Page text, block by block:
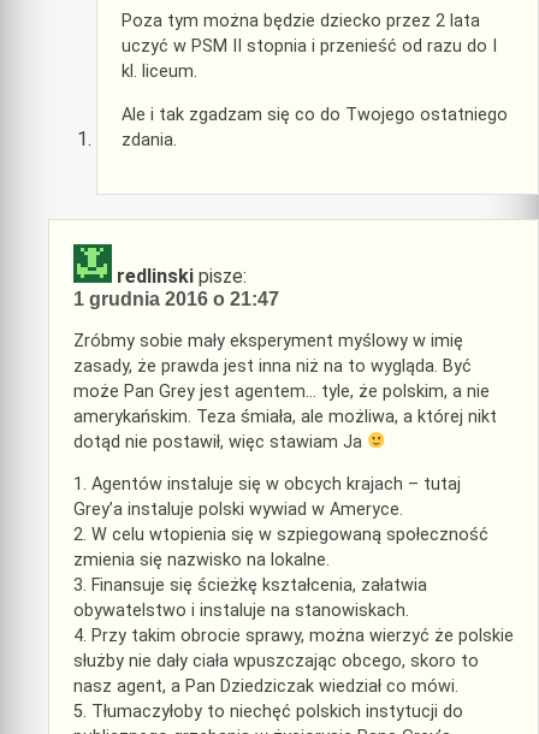
Poza tym można będzie dziecko przez 2 lata
uczyć w PSM II stopnia i przenieść od razu do I
kl. liceum.
Ale i tak zgadzam się co do Twojego ostatniego
zdania.
redlinski pisze:
1 grudnia 2016 o 21:47
Zróbmy sobie mały eksperyment myślowy w imię
zasady, że prawda jest inna niż na to wygląda. Być
może Pan Grey jest agentem… tyle, że polskim, a nie
amerykańskim. Teza śmiała, ale możliwa, a której nikt
dotąd nie postawił, więc stawiam Ja
1. Agentów instaluje się w obcych krajach – tutaj
Grey’a instaluje polski wywiad w Ameryce.
2. W celu wtopienia się w szpiegowaną społeczność
zmienia się nazwisko na lokalne.
3. Finansuje się ścieżkę kształcenia, załatwia
obywatelstwo i instaluje na stanowiskach.
4. Przy takim obrocie sprawy, można wierzyć że polskie
służby nie dały ciała wpuszczając obcego, skoro to
nasz agent, a Pan Dziedziczak wiedział co mówi.
5. Tłumaczyłoby to niechęć polskich instytucji do